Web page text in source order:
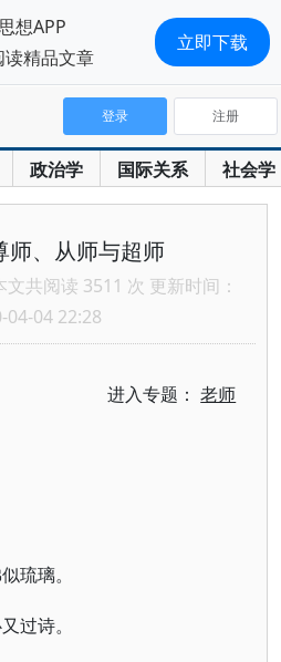
政治学 国际关系 社会学
登录 注册
师、从师与超师
文共阅读 3511 次 更新时间：
04-04 22:28
进入专题：老师
琉璃。
过诗。
想APP
精品文章
立即下载